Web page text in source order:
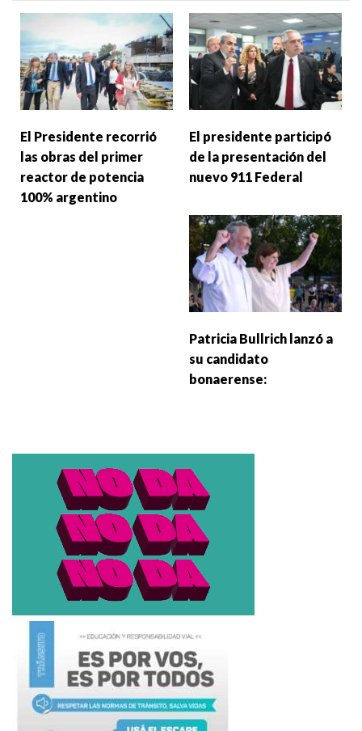
El Presidente recorrió
las obras del primer
reactor de potencia
100% argentino
El presidente participó
de la presentación del
nuevo 911 Federal
Patricia Bullrich lanzó a
su candidato
bonaerense: